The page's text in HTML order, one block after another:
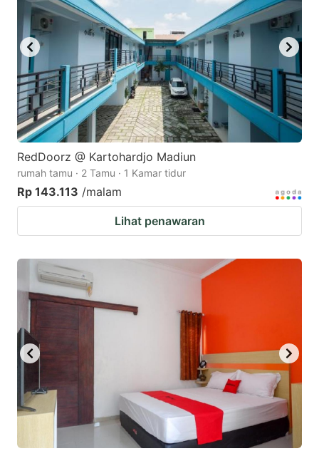
RedDoorz @ Kartohardjo Madiun
rumah tamu · 2 Tamu · 1 Kamar tidur
Rp 143.113 /malam
Lihat penawaran